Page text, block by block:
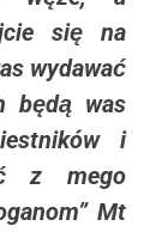
się na
wydawać
będą was
i
z mego
Mt